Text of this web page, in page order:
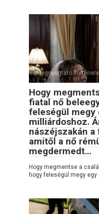
Megnyugtató
Hogy
fiatal nő
feleségül
milliárdoshoz.
nászéjszakán
amitől a nő
megdermedt…
Hogy megmentse a
hogy feleségül megy